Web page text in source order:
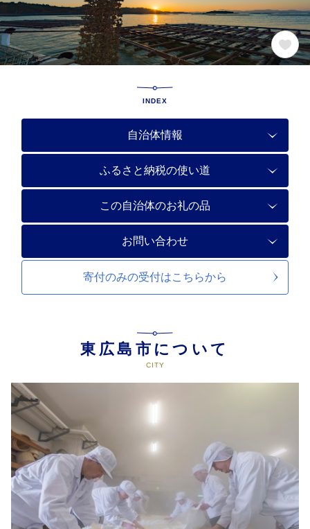
INDEX
自治体情報
ふるさと納税の使い道
この自治体のお礼の品
お問い合わせ
寄付のみの受付はこちらから
東広島市について